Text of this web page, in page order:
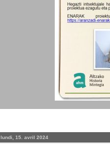
lundi, 15. avril 2024